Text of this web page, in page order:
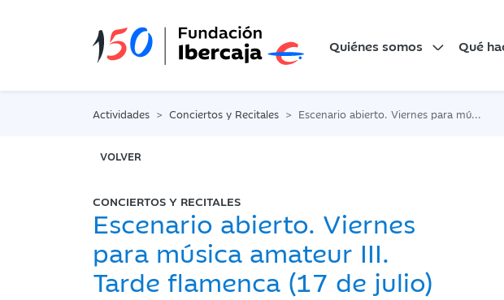
Quiénes somos Qué
Actividades Conciertos y Recitales Escenario abierto. Viernes para música amateur III. Tarde flamenca (17 de julio)
VOLVER
CONCIERTOS Y RECITALES
Escenario abierto. Viernes
para música amateur III.
Tarde flamenca (17 de julio)